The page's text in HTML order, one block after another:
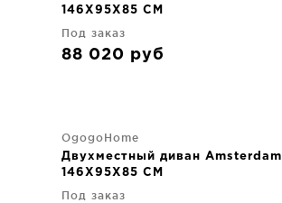
146X95X85 CM
Под заказ
88 020 руб
OgogoHome
Двухместный диван Amsterdam
146X95X85 CM
Под заказ